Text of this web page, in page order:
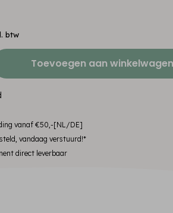
btw
Toevoegen aan winkelwagen
vanaf €50,-[NL/DE]
vandaag verstuurd!*
direct leverbaar